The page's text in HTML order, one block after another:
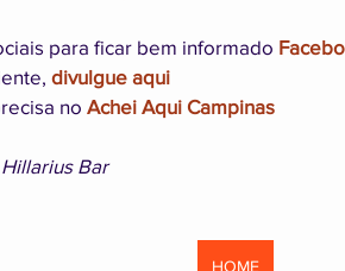
para ficar bem informado
divulgue aqui
no Achei Aqui Campinas
Bar
HOME